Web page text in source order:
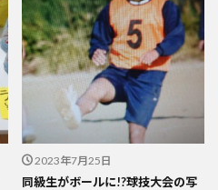
2023年7月25日
同級生がボールに!?球技大会の写